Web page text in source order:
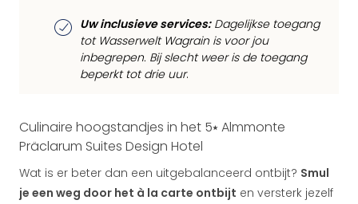
Uw inclusieve services:Dagelijkse toegang
tot Wasserwelt Wagrain is voor jou
inbegrepen. Bij slecht weer is de toegang
beperkt tot drie uur.
Culinaire hoogstandjes in het 5⭑ Almmonte
Präclarum Suites Design Hotel
Wat is er beter dan een uitgebalanceerd ontbijt? Smul
je een weg door het à la carte ontbijt en versterk jezelf